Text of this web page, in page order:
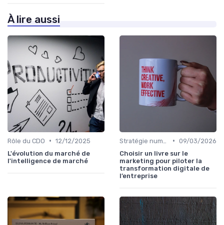
À lire aussi
Rôle du CDO • 12/12/2025
L'évolution du marché de
l'intelligence de marché
• 09/03/2026
Choisir un livre sur le
marketing pour piloter la
transformation digitale de
l’entreprise